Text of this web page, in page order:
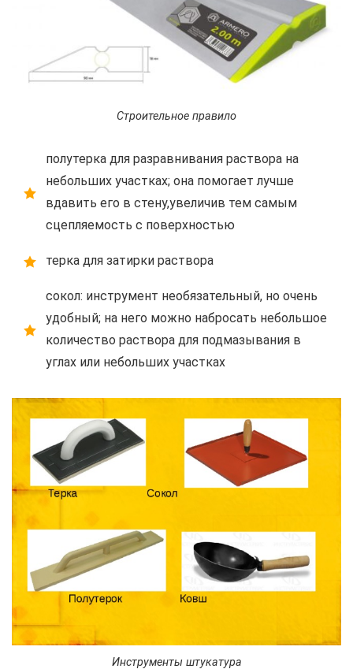
Строительное правило
полутерка для разравнивания раствора на
небольших участках; она помогает лучше
вдавить его в стену,увеличив тем самым
сцепляемость с поверхностью
терка для затирки раствора
сокол: инструмент необязательный, но очень
удобный; на него можно набросать небольшое
количество раствора для подмазывания в
углах или небольших участках
Инструменты штукатура